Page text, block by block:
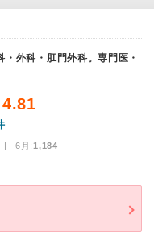
外科・肛門外科。専門医・
4.81
| 6月:1,184